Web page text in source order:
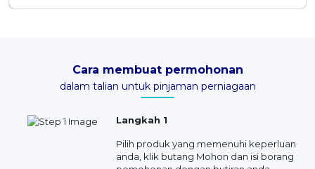
Cara membuat permohonan
dalam talian untuk pinjaman perniagaan
Langkah 1
Pilih produk yang memenuhi keperluan
anda, klik butang Mohon dan isi borang